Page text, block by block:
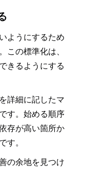
ようにするため
この標準化は、
きるようにする
詳細に記したマ
す。始める順序
存が高い箇所か
す。
の余地を見つけ